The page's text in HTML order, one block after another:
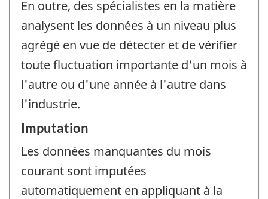
En outre, des spécialistes en la matière
analysent les données à un niveau plus
agrégé en vue de détecter et de vérifier
toute fluctuation importante d'un mois à
l'autre ou d'une année à l'autre dans
l'industrie.
Imputation
Les données manquantes du mois
courant sont imputées
automatiquement en appliquant à la